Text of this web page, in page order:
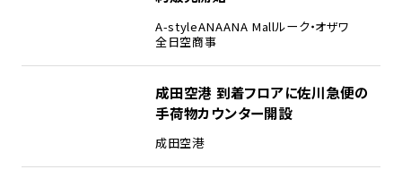
A-styleANAANA Mallルーク・オザワ
全日空商事
成田空港 到着フロアに佐川急便の
手荷物カウンター開設
成田空港